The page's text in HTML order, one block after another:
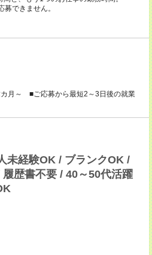
できません。
カ月～ ■ご応募から最短2～3日後の就業
未経験OK / ブランクOK /
歴書不要 / 40～50代活躍